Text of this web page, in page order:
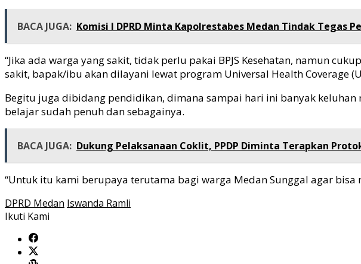
BACA JUGA: Komisi I DPRD Minta Kapolrestabes Medan Tindak Tegas
“Jika ada warga yang sakit, tidak perlu pakai BPJS Kesehatan, namun
sakit, bapak/ibu akan dilayani lewat program Universal Health Coverage
Begitu juga dibidang pendidikan, dimana sampai hari ini banyak
belajar sudah penuh dan sebagainya.
BACA JUGA: Dukung Pelaksanaan Coklit, PPDP Diminta Terapkan
“Untuk itu kami berupaya terutama bagi warga Medan Sunggal agar bisa
DPRD Medan Iswanda Ramli
Ikuti Kami